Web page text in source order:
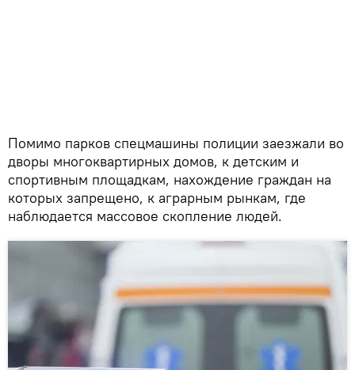
Помимо парков спецмашины полиции заезжали во
дворы многоквартирных домов, к детским и
спортивным площадкам, нахождение граждан на
которых запрещено, к аграрным рынкам, где
наблюдается массовое скопление людей.